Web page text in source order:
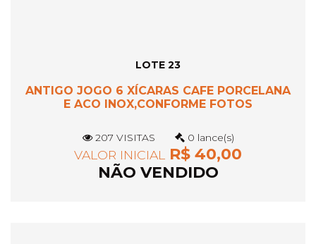
LOTE 23
ANTIGO JOGO 6 XÍCARAS CAFE PORCELANA
E ACO INOX,CONFORME FOTOS
207 VISITAS 0 lance(s)
VALOR INICIAL
R$ 40,00
NÃO VENDIDO